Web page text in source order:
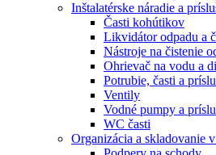
Inštalatérske náradie a
Časti kohútikov
Likvidátor odpadu a
Nástroje na čistenie
Ohrievač na vodu a
Potrubie, časti a
Ventily
Vodné pumpy a
WC časti
Organizácia a skladovanie